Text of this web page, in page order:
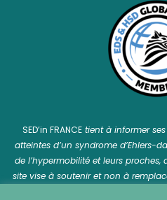
SED’in FRANCEtient à informer ses
atteintes d’un syndrome d’Ehlers-
de l’hypermobilité et leurs
site vise à soutenir et non à